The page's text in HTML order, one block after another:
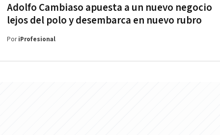
Adolfo Cambiaso apuesta a un nuevo negocio
lejos del polo y desembarca en nuevo rubro
PoriProfesional